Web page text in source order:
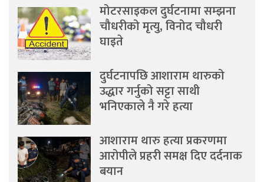
मोटरसाइकल दुर्घटनामा सम्झना
चौधरीको मृत्यु, विनोद चौधरी
घाइते
दुर्घटनापछि आशाराम थारुको
उद्धार गर्नुको सट्टा साथी
भनिएकाले नै गरे हत्या
आशाराम थारु हत्या प्रकरणमा
आरोपीले प्रहरी समक्ष दिए दर्दनाक
बयान